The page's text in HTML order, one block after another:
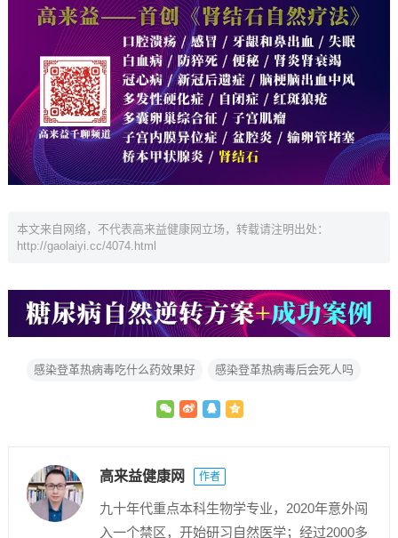
本文来自网络，不代表高来益健康网立场，转载请注明出处：
http://gaolaiyi.cc/4074.html
感染登革热病毒吃什么药效果好 感染登革热病毒后会死人吗
高来益健康网 作者
九十年代重点本科生物学专业，2020年意外闯
入一个禁区，开始研习自然医学；经过2000多